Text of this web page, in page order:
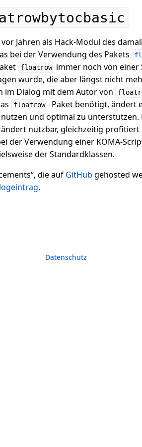
Jahren als Hack-Modul des
bei der Verwendung des Pakets
floatrow immer noch von
wurde, die aber längst nicht
im Dialog mit dem Autor von
floatrow - Paket benötigt, ändert
und optimal zu unterstützen.
nutzbar, gleichzeitig profitiert
der Verwendung einer KOMA-
der Standardklassen.
die auf GitHub gehosted
.
Datenschutz